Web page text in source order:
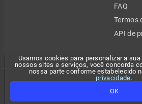
Usamos cookies para personalizar a
nossos sites e serviços, você concorda
nossa parte conforme estabelecido
privacidade.
OK
FAQ
Termos
API de
Copyright 2026 - Climatempo. Todos